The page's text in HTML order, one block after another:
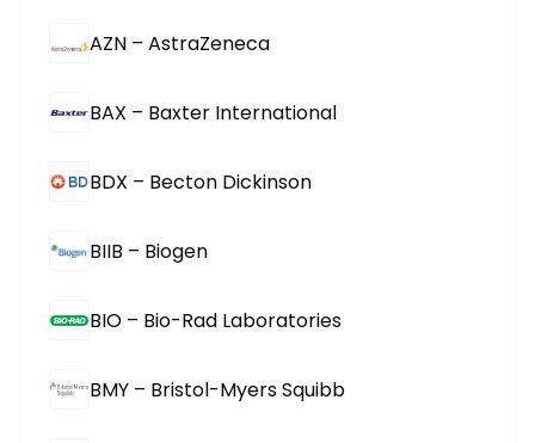
AZN – AstraZeneca
BAX – Baxter International
BDX – Becton Dickinson
BIIB – Biogen
BIO – Bio-Rad Laboratories
BMY – Bristol-Myers Squibb